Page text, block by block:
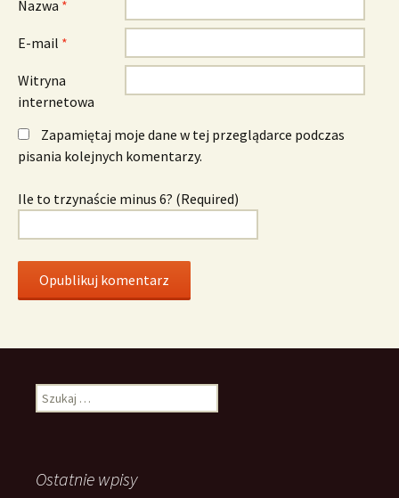
Nazwa *
E-mail *
Witryna
internetowa
Zapamiętaj moje dane w tej przeglądarce podczas
pisania kolejnych komentarzy.
Ile to trzynaście minus 6? (Required)
Szukaj:
Ostatnie wpisy